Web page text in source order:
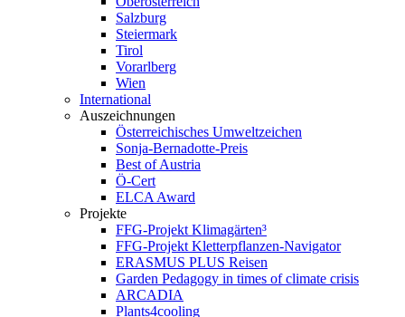
Salzburg
Steiermark
Tirol
Vorarlberg
Wien
International
Auszeichnungen
Österreichisches Umweltzeichen
Sonja-Bernadotte-Preis
Best of Austria
Ö-Cert
ELCA Award
Projekte
FFG-Projekt Klimagärten³
FFG-Projekt Kletterpflanzen-Navigator
ERASMUS PLUS Reisen
Garden Pedagogy in times of climate crisis
ARCADIA
Plants4cooling